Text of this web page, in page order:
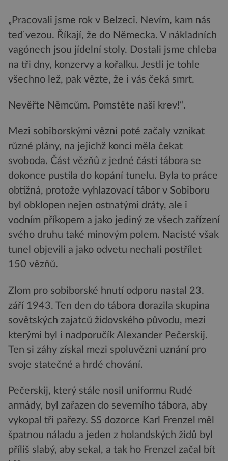
„Pracovali jsme rok v Belzeci. Nevím, kam nás
teď vezou. Říkají, že do Německa. V nákladních
vagónech jsou jídelní stoly. Dostali jsme chleba
na tři dny, konzervy a kořalku. Jestli je tohle
všechno lež, pak vězte, že i vás čeká smrt.
Nevěřte Němcům. Pomstěte naši krev!“.
Mezi sobiborskými vězni poté začaly vznikat
různé plány, na jejichž konci měla čekat
svoboda. Část vězňů z jedné části tábora se
dokonce pustila do kopání tunelu. Byla to práce
obtížná, protože vyhlazovací tábor v Sobiboru
byl obklopen nejen ostnatými dráty, ale i
vodním příkopem a jako jediný ze všech zařízení
svého druhu také minovým polem. Nacisté však
tunel objevili a jako odvetu nechali postřílet
150 vězňů.
Zlom pro sobiborské hnutí odporu nastal 23.
září 1943. Ten den do tábora dorazila skupina
sovětských zajatců židovského původu, mezi
kterými byl i nadporučík Alexander Pečerskij.
Ten si záhy získal mezi spoluvězni uznání pro
svoje statečné a hrdé chování.
Pečerskij, který stále nosil uniformu Rudé
armády, byl zařazen do severního tábora, aby
vykopal tři pařezy. SS dozorce Karl Frenzel měl
špatnou náladu a jeden z holandských židů byl
příliš slabý, aby sekal, a tak ho Frenzel začal bít